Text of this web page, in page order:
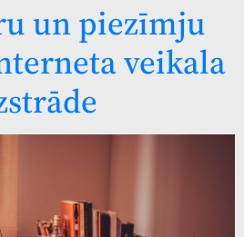
un piezīmju
veikala